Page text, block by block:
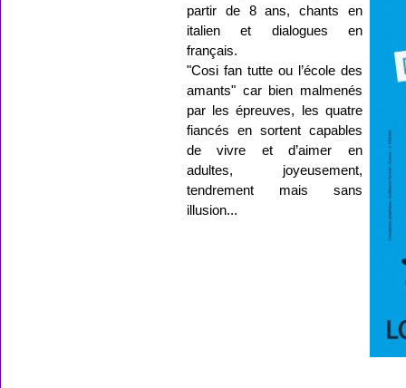
partir de 8 ans, chants en
italien et dialogues en
français.
"Cosi fan tutte ou l’école des
amants" car bien malmenés
par les épreuves, les quatre
fiancés en sortent capables
de vivre et d’aimer en
adultes, joyeusement,
tendrement mais sans
illusion...